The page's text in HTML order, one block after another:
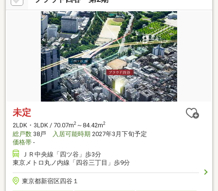
未定
2LDK・3LDK / 70.07m2 ～84.42m2
総戸数 38戸 入居可能時期 2027年3月下旬予定
価格帯 -
ＪＲ中央線「四ツ谷」歩3分
東京メトロ丸ノ内線「四谷三丁目」歩9分
東京都新宿区四谷１